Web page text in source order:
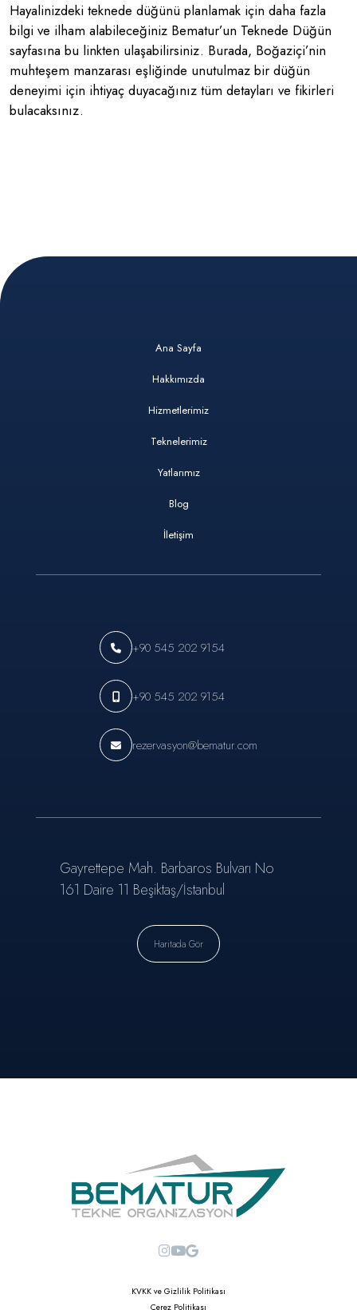
Hayalinizdeki teknede düğünü planlamak için daha fazla
bilgi ve ilham alabileceğiniz Bematur’un Teknede Düğün
sayfasına bu linkten ulaşabilirsiniz. Burada, Boğaziçi’nin
muhteşem manzarası eşliğinde unutulmaz bir düğün
deneyimi için ihtiyaç duyacağınız tüm detayları ve fikirleri
bulacaksınız.
KVKK ve Gizlilik Politikası
Çerez Politikası
Ana Sayfa
Hakkımızda
Hizmetlerimiz
Teknelerimiz
Yatlarımız
Blog
İletişim
+90 545 202 9154
+90 545 202 9154
rezervasyon@bematur.com
Gayrettepe Mah. Barbaros Bulvarı No
161 Daire 11 Beşiktaş/İstanbul
Haritada Gör